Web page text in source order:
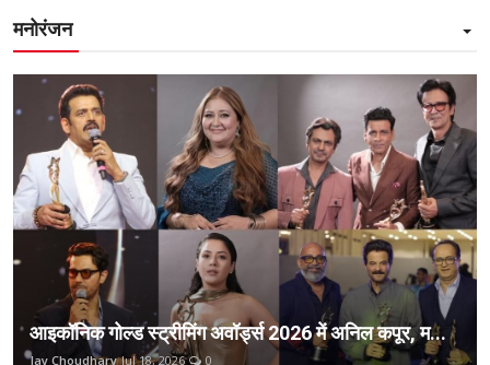
मनोरंजन
आइकॉनिक गोल्ड स्ट्रीमिंग अवॉर्ड्स 2026 में अनिल कपूर, म...
Jay Choudhary Jul 18, 2026 0